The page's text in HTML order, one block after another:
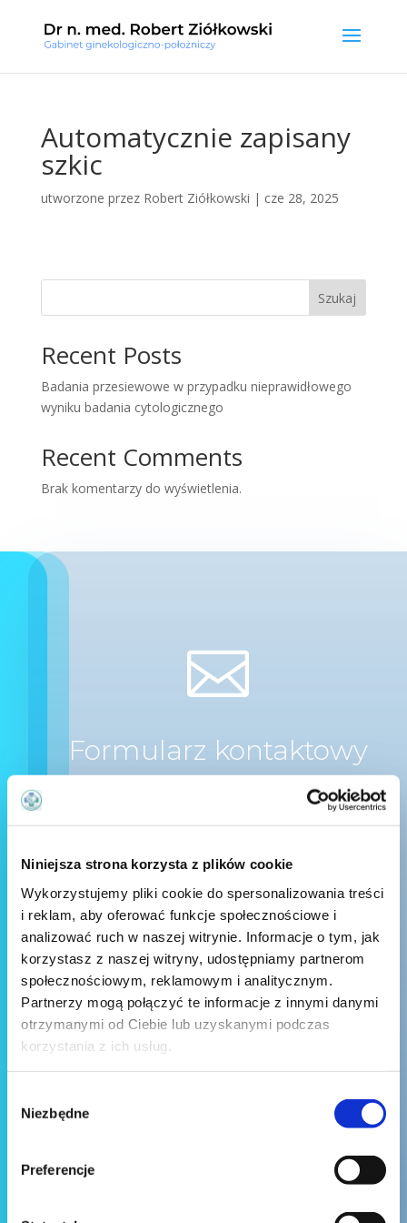
Niniejsza strona korzysta z plików cookie
Wykorzystujemy pliki cookie do spersonalizowania treści
i reklam, aby oferować funkcje społecznościowe i
analizować ruch w naszej witrynie. Informacje o tym, jak
korzystasz z naszej witryny, udostępniamy partnerom
społecznościowym, reklamowym i analitycznym.
Partnerzy mogą połączyć te informacje z innymi danymi
otrzymanymi od Ciebie lub uzyskanymi podczas
korzystania z ich usług.
zgody
Niezbędne
Preferencje
Automatycznie zapisany
szkic
utworzone przez Robert Ziółkowski | cze 28, 2025
Szukaj
Recent Posts
Badania przesiewowe w przypadku nieprawidłowego
wyniku badania cytologicznego
Recent Comments
Brak komentarzy do wyświetlenia.

Formularz kontaktowy
Wyślij wiadomość